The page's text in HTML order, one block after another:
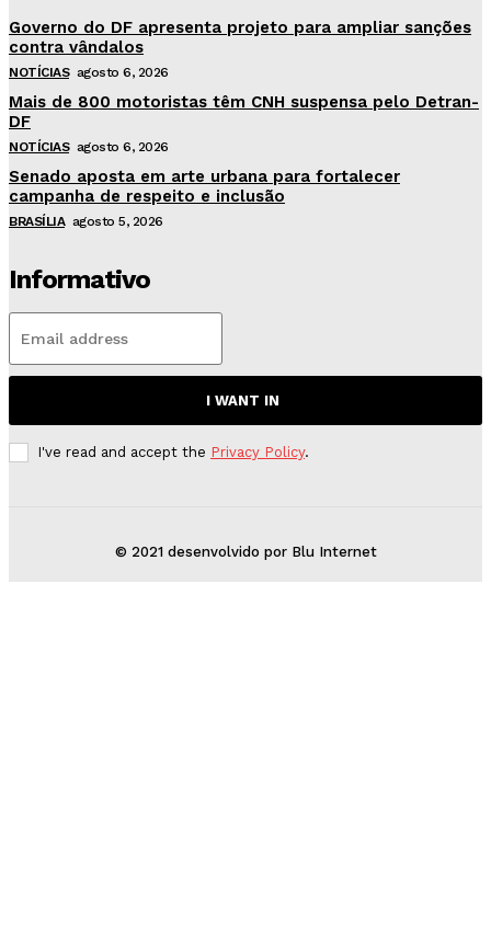
Governo do DF apresenta projeto para ampliar sanções
contra vândalos
NOTÍCIAS agosto 6, 2026
Mais de 800 motoristas têm CNH suspensa pelo Detran-
DF
NOTÍCIAS agosto 6, 2026
Senado aposta em arte urbana para fortalecer
campanha de respeito e inclusão
BRASÍLIA agosto 5, 2026
Informativo
I WANT IN
I've read and accept the Privacy Policy.
© 2021 desenvolvido por Blu Internet